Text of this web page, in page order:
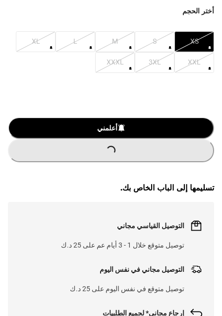
أختر الحجم
XS
S
M
L
XL
XXL
3XL
XXXL
أعلمني
...
تسليمها إلى الباب الخاص بك.
التوصيل القياسي مجاني
توصيل متوقع خلال 1 - 3 أيام عم على 25 د.ك
التوصيل مجاني في نفس اليوم
توصيل متوقع في نفس اليوم على 25 د.ك
إرجاع مجاني* لجميع الطلبيات